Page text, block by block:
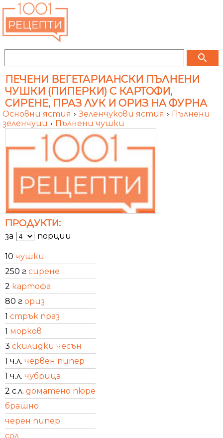
search
ПЕЧЕНИ ВЕГЕТАРИАНСКИ ПЪЛНЕНИ
ЧУШКИ (ПИПЕРКИ) С КАРТОФИ,
СИРЕНЕ, ПРАЗ ЛУК И ОРИЗ НА ФУРНА
Основни ястия › Зеленчукови ястия › Пълнени
зеленчуци › Пълнени чушки
ПРОДУКТИ:
за порции
10 чушки
250 г сирене
2 картофа
80 г ориз
1 стрък праз
1 морков
3 скилидки чесън
1 ч.л. червен пипер
1 ч.л. чубрица
2 с.л. доматено пюре
брашно
черен пипер
сол